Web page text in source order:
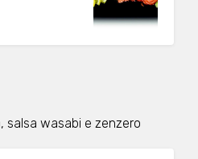
salsa wasabi e zenzero